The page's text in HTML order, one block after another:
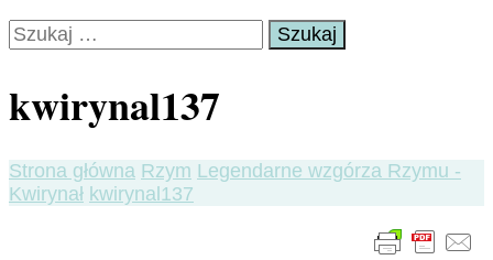
Szukaj:
kwirynal137
Strona główna Rzym Legendarne wzgórza Rzymu -
Kwirynał kwirynal137